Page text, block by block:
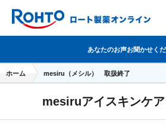
人気のキーワードで検索
目薬 ロートV5 日焼け止め
デオコ セラミド オバジ
あなたのお声お聞かせく
ホーム mesiru（メシル） 取扱終了
mesiruアイスキンケ